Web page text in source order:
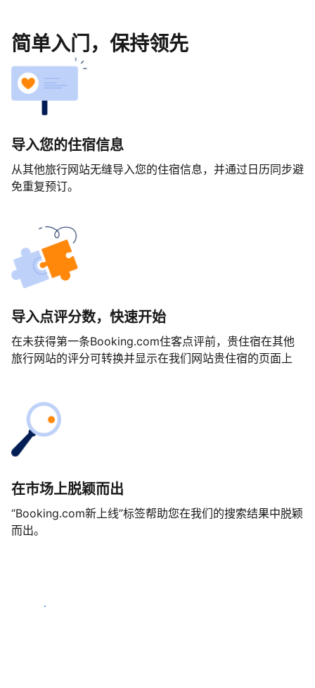
简单入门，保持领先
导入您的住宿信息
从其他旅行网站无缝导入您的住宿信息，并通过日历同步避
免重复预订。
导入点评分数，快速开始
在未获得第一条Booking.com住客点评前，贵住宿在其他
旅行网站的评分可转换并显示在我们网站贵住宿的页面上
在市场上脱颖而出
“Booking.com新上线”标签帮助您在我们的搜索结果中脱颖
而出。
马上开始